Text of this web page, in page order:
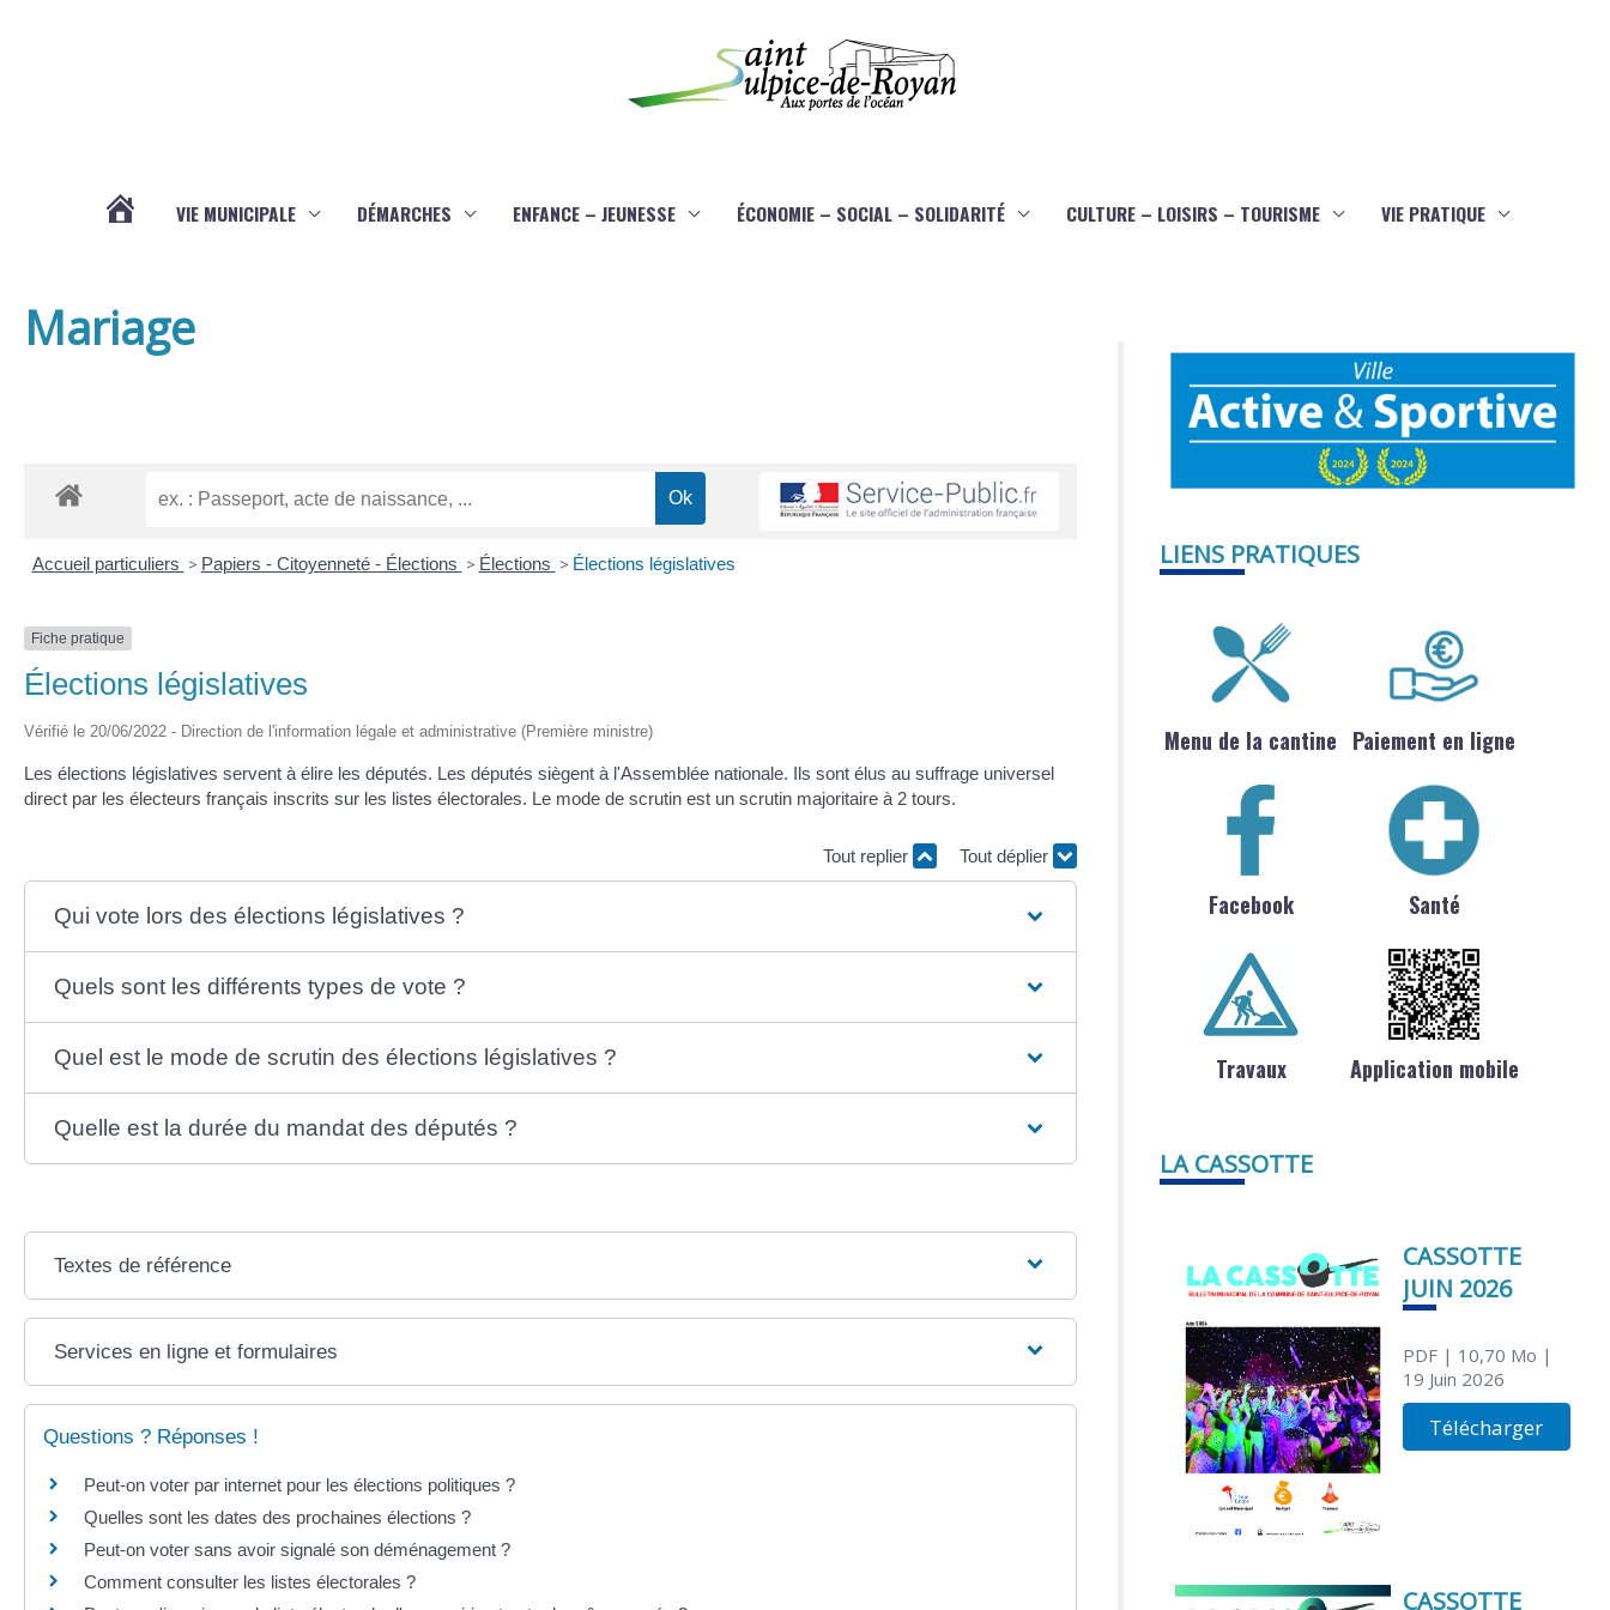
VIE MUNICIPALE DÉMARCHES ENFANCE – JEUNESSE ÉCONOMIE – SOCIAL – SOLIDARITÉ CULTURE – LOISIRS – TOURISME VIE PRATIQUE
Mariage
Accueil particuliers > Papiers - Citoyenneté - Élections > Élections > Élections législatives
Fiche pratique
Élections législatives
Vérifié le 20/06/2022 - Direction de l'information légale et administrative (Première ministre)
Les élections législatives servent à élire les députés. Les députés siègent à l'Assemblée nationale. Ils sont élus au suffrage universel
direct par les électeurs français inscrits sur les listes électorales. Le mode de scrutin est un scrutin majoritaire à 2 tours.
Tout replier Tout déplier
Qui vote lors des élections législatives ?
Quels sont les différents types de vote ?
Quel est le mode de scrutin des élections législatives ?
Quelle est la durée du mandat des députés ?
Textes de référence
Services en ligne et formulaires
Questions ? Réponses !
Peut-on voter par internet pour les élections politiques ?
Quelles sont les dates des prochaines élections ?
Peut-on voter sans avoir signalé son déménagement ?
Comment consulter les listes électorales ?
LIENS PRATIQUES
Menu de la cantine Paiement en ligne
Facebook Santé
Travaux Application mobile
LA CASSOTTE
CASSOTTE
JUIN 2026
PDF| 10,70 Mo |
19 Juin 2026
Télécharger
CASSOTTE